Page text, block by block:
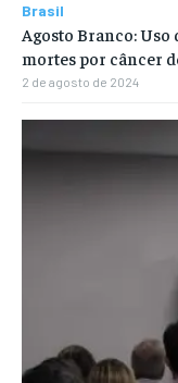
Brasil
Agosto Branco:
mortes por câncer
2 de agosto de 2024